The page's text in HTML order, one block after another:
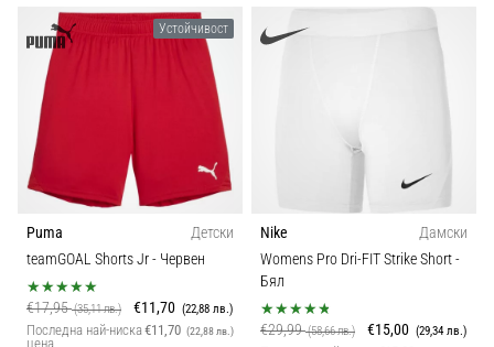
Устойчивост
Puma
Детски
teamGOAL Shorts Jr- Червен
€17,95(35,11 лв.) €11,70 (22,88 лв.)
Последна най-ниска
цена
€11,70 (22,88 лв.)
Nike
Дамски
Womens Pro Dri-FIT Strike Short-
Бял
€29,99(58,66 лв.) €15,00 (29,34 лв.)